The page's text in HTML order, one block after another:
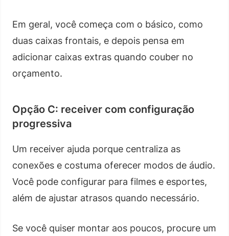
Em geral, você começa com o básico, como
duas caixas frontais, e depois pensa em
adicionar caixas extras quando couber no
orçamento.
Opção C: receiver com configuração
progressiva
Um receiver ajuda porque centraliza as
conexões e costuma oferecer modos de áudio.
Você pode configurar para filmes e esportes,
além de ajustar atrasos quando necessário.
Se você quiser montar aos poucos, procure um